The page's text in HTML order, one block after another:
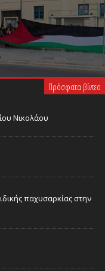
Πρόσφατα βίντεο
Νικολάου
παχυσαρκίας στην